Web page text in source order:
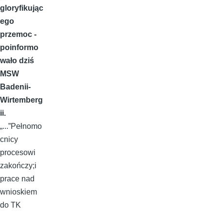
gloryfikując
ego
przemoc -
poinformo
wało dziś
MSW
Badenii-
Wirtemberg
ii.
„...”Pełnomo
cnicy
procesowi
zakończy;i
prace nad
wnioskiem
do TK